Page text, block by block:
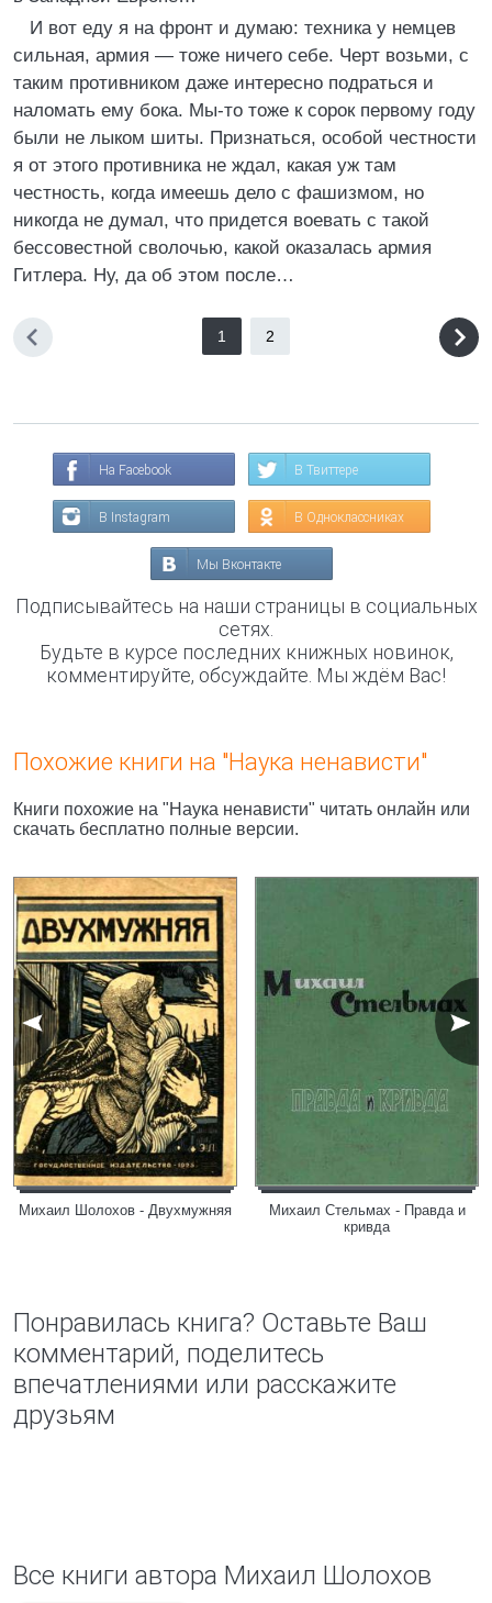
И вот еду я на фронт и думаю: техника у немцев
сильная, армия — тоже ничего себе. Черт возьми, с
таким противником даже интересно подраться и
наломать ему бока. Мы-то тоже к сорок первому году
были не лыком шиты. Признаться, особой честности
я от этого противника не ждал, какая уж там
честность, когда имеешь дело с фашизмом, но
никогда не думал, что придется воевать с такой
бессовестной сволочью, какой оказалась армия
Гитлера. Ну, да об этом после…
1 2
На Facebook В Твиттере
В Instagram В Одноклассниках
Мы Вконтакте
Подписывайтесь на наши страницы в социальных
сетях.
Будьте в курсе последних книжных новинок,
комментируйте, обсуждайте. Мы ждём Вас!
Похожие книги на "Наука ненависти"
Книги похожие на "Наука ненависти" читать онлайн или
скачать бесплатно полные версии.
Михаил Шолохов - Двухмужняя
Михаил Стельмах - Правда и
кривда
Понравилась книга? Оставьте Ваш
комментарий, поделитесь
впечатлениями или расскажите
друзьям
Все книги автора Михаил Шолохов